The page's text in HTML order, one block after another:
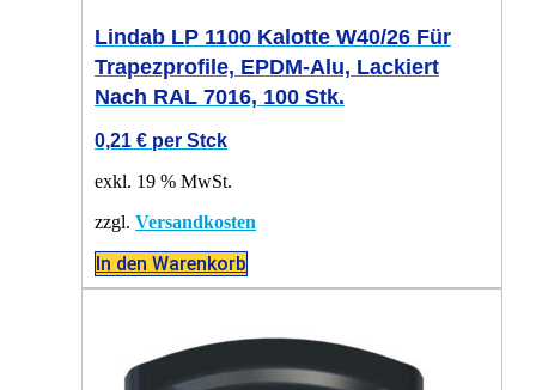
Lindab LP 1100 Kalotte W40/26 Für
Trapezprofile, EPDM-Alu, Lackiert
Nach RAL 7016, 100 Stk.
0,21 € per Stck
exkl. 19 % MwSt.
zzgl. Versandkosten
In den Warenkorb